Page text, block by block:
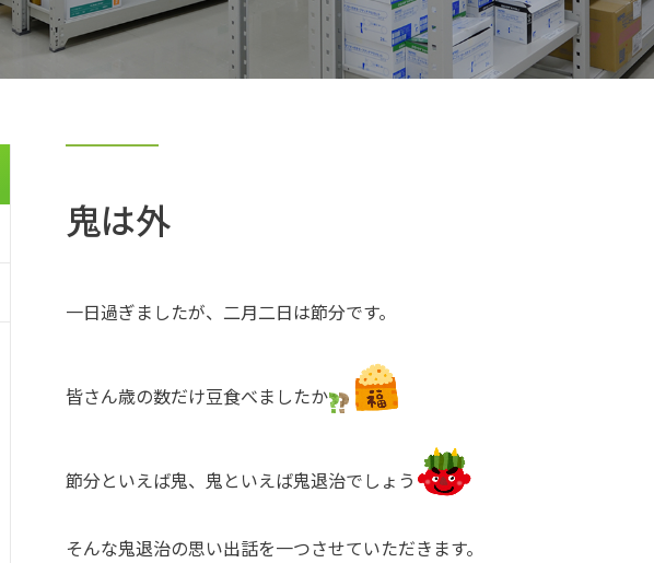
鬼は外
一日過ぎましたが、二月二日は節分です。
皆さん歳の数だけ豆食べましたか
節分といえば鬼、鬼といえば鬼退治でしょう
そんな鬼退治の思い出話を一つさせていただきます。